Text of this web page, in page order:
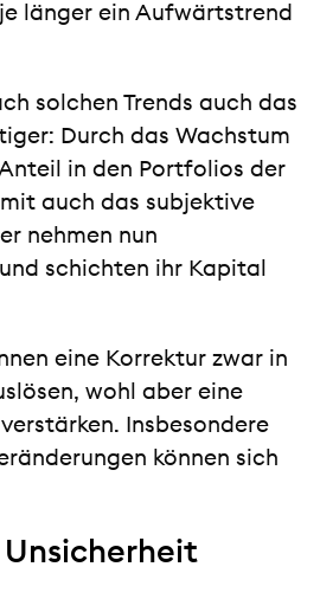
länger ein Aufwärtstrend
solchen Trends auch das
Durch das Wachstum
in den Portfolios der
auch das subjektive
nehmen nun
schichten ihr Kapital
eine Korrektur zwar in
wohl aber eine
Insbesondere
können sich